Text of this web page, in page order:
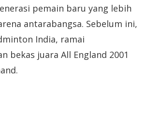
pemain baru yang lebih
antarabangsa. Sebelum ini,
India, ramai
bekas juara All England 2001